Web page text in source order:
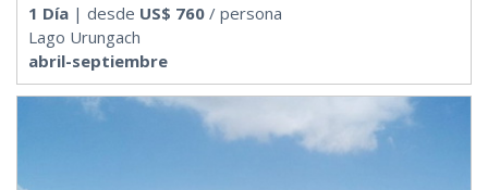
1 Día | desde US$ 760 / persona
Lago Urungach
abril-septiembre